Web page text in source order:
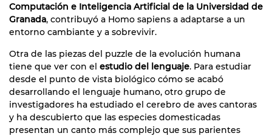
Computación e Inteligencia Artificial de la Universidad de
Granada, contribuyó a Homo sapiens a adaptarse a un
entorno cambiante y a sobrevivir.
Otra de las piezas del puzzle de la evolución humana
tiene que ver con el estudio del lenguaje. Para estudiar
desde el punto de vista biológico cómo se acabó
desarrollando el lenguaje humano, otro grupo de
investigadores ha estudiado el cerebro de aves cantoras
y ha descubierto que las especies domesticadas
presentan un canto más complejo que sus parientes